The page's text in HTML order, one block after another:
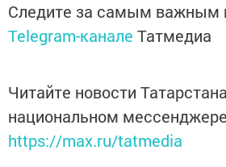
Следите за самым важным
Telegram-канале Татмедиа
Читайте новости
национальном
https://max.ru/tatmedia